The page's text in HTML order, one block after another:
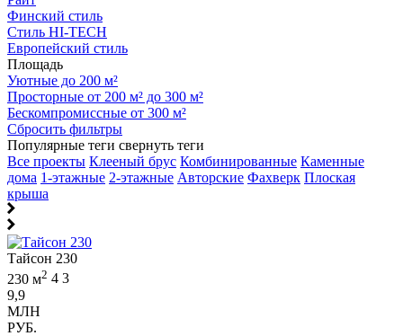
Финский стиль
Стиль HI-TECH
Европейский стиль
Площадь
Уютные до 200 м²
Просторные от 200 м² до 300 м²
Бескомпромиссные от 300 м²
Сбросить фильтры
Популярные теги свернуть теги
Все проекты Клееный брус Комбинированные Каменные
дома 1-этажные 2-этажные Авторские Фахверк Плоская
крыша
Тайсон 230
230 м2 4 3
9,9
МЛН
РУБ.